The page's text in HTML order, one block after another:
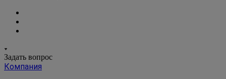
Задать вопрос
Компания